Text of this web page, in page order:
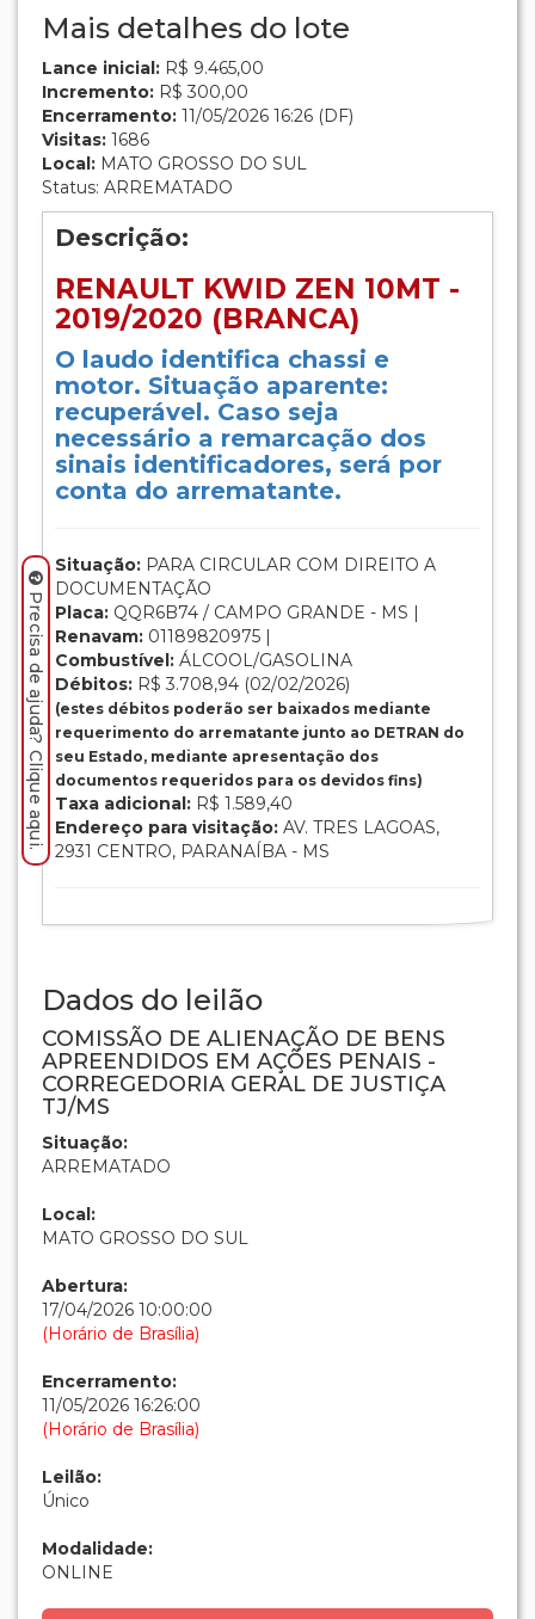
Mais detalhes do lote
Lance inicial: R$ 9.465,00
Incremento: R$ 300,00
Encerramento: 11/05/2026 16:26 (DF)
Visitas: 1686
Local: MATO GROSSO DO SUL
Status: ARREMATADO
Descrição:
RENAULT KWID ZEN 10MT -
2019/2020 (BRANCA)
O laudo identifica chassi e
motor. Situação aparente:
recuperável. Caso seja
necessário a remarcação dos
sinais identificadores, será por
conta do arrematante.
Situação: PARA CIRCULAR COM DIREITO A
DOCUMENTAÇÃO
Placa: QQR6B74 / CAMPO GRANDE - MS |
Renavam: 01189820975 |
Combustível: ÁLCOOL/GASOLINA
Débitos: R$ 3.708,94 (02/02/2026)
(estes débitos poderão ser baixados mediante
requerimento do arrematante junto ao DETRAN do
seu Estado, mediante apresentação dos
documentos requeridos para os devidos fins)
Taxa adicional: R$ 1.589,40
Endereço para visitação: AV. TRES LAGOAS,
2931 CENTRO, PARANAÍBA - MS
Dados do leilão
COMISSÃO DE ALIENAÇÃO DE BENS
APREENDIDOS EM AÇÕES PENAIS -
CORREGEDORIA GERAL DE JUSTIÇA
TJ/MS
Situação:
ARREMATADO
Local:
MATO GROSSO DO SUL
Abertura:
17/04/2026 10:00:00
(Horário de Brasília)
Encerramento:
11/05/2026 16:26:00
(Horário de Brasília)
Leilão:
Único
Modalidade:
ONLINE
Precisa de ajuda? Clique aqui.